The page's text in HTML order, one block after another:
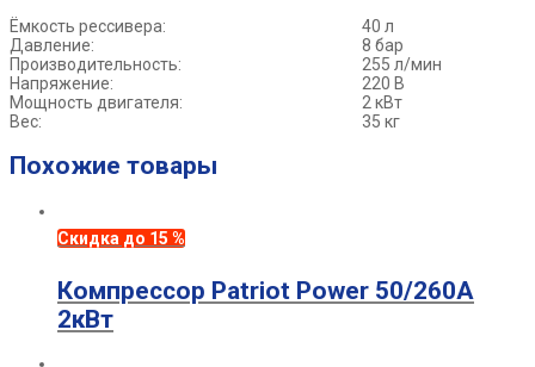
Ёмкость рессивера:
40 л
Давление:
8 бар
Производительность:
255 л/мин
Напряжение:
220 В
Мощность двигателя:
2 кВт
Вес:
35 кг
Похожие товары
Скидка до 15 %
Компрессор Patriot Power 50/260А
2кВт